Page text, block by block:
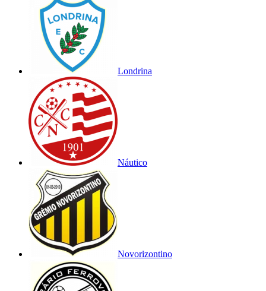
Londrina
Náutico
Novorizontino